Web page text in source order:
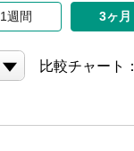
1週間 3ヶ月
比較チャート：